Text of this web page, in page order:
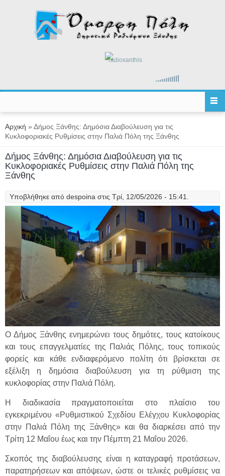
radioxanthis
Είστε εδώ
Αρχική » Δήμος Ξάνθης: Δημόσια Διαβούλευση για τις
Κυκλοφοριακές Ρυθμίσεις στην Παλιά Πόλη της Ξάνθης
Δήμος Ξάνθης: Δημόσια Διαβούλευση για τις
Κυκλοφοριακές Ρυθμίσεις στην Παλιά Πόλη της
Ξάνθης
Υποβλήθηκε από despoina στις Τρί, 12/05/2026 - 15:41.
Ο Δήμος Ξάνθης ενημερώνει τους δημότες, τους κατοίκους
και τους επαγγελματίες της Παλιάς Πόλης, τους τοπικούς
φορείς και κάθε ενδιαφερόμενο πολίτη ότι βρίσκεται σε
εξέλιξη η δημόσια διαβούλευση για τη ρύθμιση της
κυκλοφορίας στην Παλιά Πόλη.
Η διαδικασία πραγματοποιείται στο πλαίσιο του
εγκεκριμένου «Ρυθμιστικού Σχεδίου Ελέγχου Κυκλοφορίας
στην Παλιά Πόλη της Ξάνθης» και θα διαρκέσει από την
Τρίτη 12 Μαΐου έως και την Πέμπτη 21 Μαΐου 2026.
Σκοπός της διαβούλευσης είναι η καταγραφή προτάσεων,
παρατηρήσεων και απόψεων, ώστε οι τελικές ρυθμίσεις να